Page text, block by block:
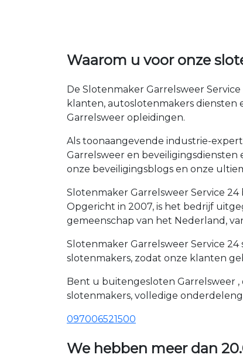
Waarom u voor onze
De Slotenmaker Garrelsweer
klanten, autoslotenmakers diensten
Garrelsweer opleidingen.
Als toonaangevende industrie-
Garrelsweer en
onze beveiligingsblogs en onze
Slotenmaker Garrelsweer Service
Opgericht in 2007, is het bedrijf
gemeenschap van het Nederland,
Slotenmaker Garrelsweer Service
slotenmakers, zodat onze klanten
Bent u buitengesloten Garrelsweer
slotenmakers, volledige
097006521500
We hebben meer dan